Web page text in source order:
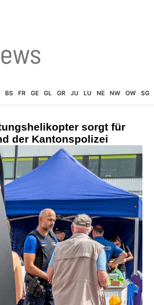
BS FR GE GL GR JU LU NE NW OW SG
sorgt für
der Kantonspolizei